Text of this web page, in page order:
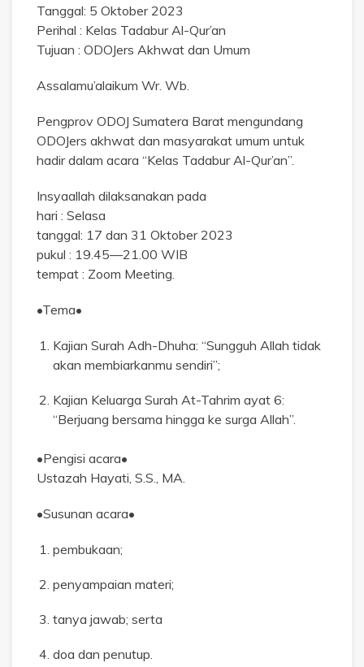
Tanggal: 5 Oktober 2023
Perihal : Kelas Tadabur Al-Qur’an
Tujuan : ODOJers Akhwat dan Umum
Assalamu’alaikum Wr. Wb.
Pengprov ODOJ Sumatera Barat mengundang
ODOJers akhwat dan masyarakat umum untuk
hadir dalam acara “Kelas Tadabur Al-Qur’an”.
Insyaallah dilaksanakan pada
hari : Selasa
tanggal: 17 dan 31 Oktober 2023
pukul : 19.45—21.00 WIB
tempat : Zoom Meeting.
•Tema•
Kajian Surah Adh-Dhuha: “Sungguh Allah tidak
akan membiarkanmu sendiri”;
Kajian Keluarga Surah At-Tahrim ayat 6:
“Berjuang bersama hingga ke surga Allah”.
•Pengisi acara•
Ustazah Hayati, S.S., MA.
•Susunan acara•
pembukaan;
penyampaian materi;
tanya jawab; serta
doa dan penutup.